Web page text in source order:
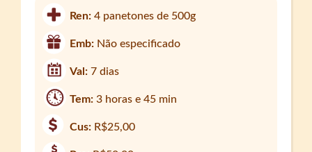
Ren:4 panetones de 500g
Emb: Não especificado
Val:7 dias
Tem:3 horas e 45 min
Cus: R$25,00